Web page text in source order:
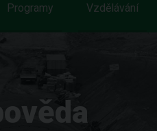
Programy Vzdělávání